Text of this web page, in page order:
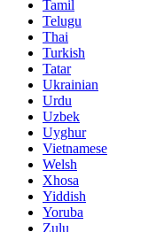
Tamil
Telugu
Thai
Turkish
Tatar
Ukrainian
Urdu
Uzbek
Uyghur
Vietnamese
Welsh
Xhosa
Yiddish
Yoruba
Zulu